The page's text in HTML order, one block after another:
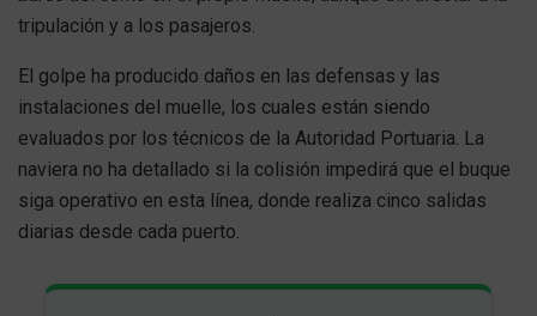
tripulación y a los pasajeros.
El golpe ha producido daños en las defensas y las
instalaciones del muelle, los cuales están siendo
evaluados por los técnicos de la Autoridad Portuaria. La
naviera no ha detallado si la colisión impedirá que el buque
siga operativo en esta línea, donde realiza cinco salidas
diarias desde cada puerto.